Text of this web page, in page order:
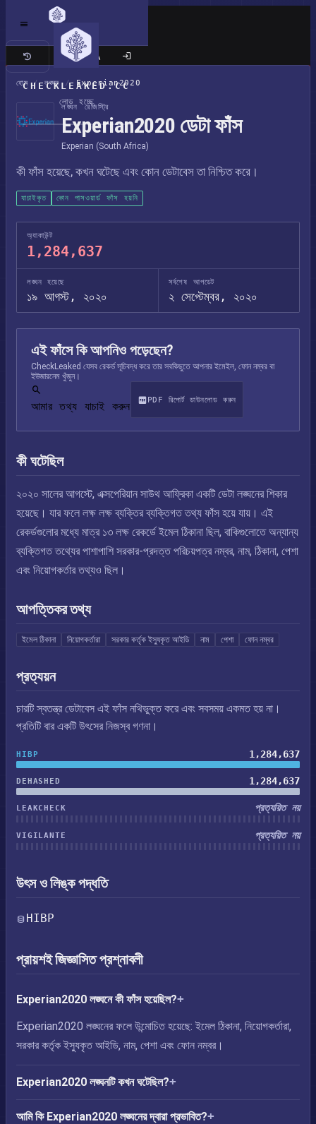
CHECKLEAKED.CC
লোড হচ্ছে
ক্লাসিক সাইট
হোম / লঙ্ঘন / Experian2020
লঙ্ঘন রেজিস্ট্রি
Experian2020 ডেটা ফাঁস
Experian (South Africa)
কী ফাঁস হয়েছে, কখন ঘটেছে এবং কোন ডেটাবেস তা নিশ্চিত করে।
যাচাইকৃত কোন পাসওয়ার্ড ফাঁস হয়নি
অ্যাকাউন্ট
1,284,637
লঙ্ঘন হয়েছে
১৯ আগস্ট, ২০২০
সর্বশেষ আপডেট
২ সেপ্টেম্বর, ২০২০
এই ফাঁসে কি আপনিও পড়েছেন?
CheckLeaked যেসব রেকর্ড সূচিবদ্ধ করে তার সবকিছুতে আপনার ইমেইল, ফোন নম্বর বা
ইউজারনেম খুঁজুন।
আমার তথ্য যাচাই করুন PDF রিপোর্ট ডাউনলোড করুন
কী ঘটেছিল
২০২০ সালের আগস্টে, এক্সপেরিয়ান সাউথ আফ্রিকা একটি ডেটা লঙ্ঘনের শিকার
হয়েছে। যার ফলে লক্ষ লক্ষ ব্যক্তির ব্যক্তিগত তথ্য ফাঁস হয়ে যায়। এই
রেকর্ডগুলোর মধ্যে মাত্র ১৩ লক্ষ রেকর্ডে ইমেল ঠিকানা ছিল, বাকিগুলোতে অন্যান্য
ব্যক্তিগত তথ্যের পাশাপাশি সরকার-প্রদত্ত পরিচয়পত্র নম্বর, নাম, ঠিকানা, পেশা
এবং নিয়োগকর্তার তথ্যও ছিল।
আপত্তিকর তথ্য
ইমেল ঠিকানা নিয়োগকর্তারা সরকার কর্তৃক ইস্যুকৃত আইডি নাম পেশা ফোন নম্বর
প্রত্যয়ন
চারটি স্বতন্ত্র ডেটাবেস এই ফাঁস নথিভুক্ত করে এবং সবসময় একমত হয় না।
প্রতিটি বার একটি উৎসের নিজস্ব গণনা।
HIBP 1,284,637
DEHASHED 1,284,637
LEAKCHECK প্রত্যয়িত নয়
VIGILANTE প্রত্যয়িত নয়
উৎস ও লিঙ্ক পদ্ধতি
HIBP
প্রায়শই জিজ্ঞাসিত প্রশ্নাবলী
Experian2020 লঙ্ঘনে কী ফাঁস হয়েছিল?
Experian2020 লঙ্ঘনের ফলে উন্মোচিত হয়েছে: ইমেল ঠিকানা, নিয়োগকর্তারা,
সরকার কর্তৃক ইস্যুকৃত আইডি, নাম, পেশা এবং ফোন নম্বর।
Experian2020 লঙ্ঘনটি কখন ঘটেছিল?
আমি কি Experian2020 লঙ্ঘনের দ্বারা প্রভাবিত?